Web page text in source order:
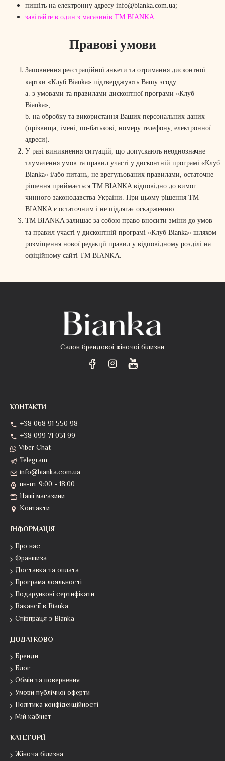
пишіть на електронну адресу info@bianka.com.ua;
завітайте в один з магазинів ТМ BIANKA.
Правові умови
Заповнення реєстраційної анкети та отримання дисконтної
картки «Клуб Bianka» підтверджують Вашу згоду:
a. з умовами та правилами дисконтної програми «Клуб
Bianka»;
b. на обробку та використання Ваших персональних даних
(прізвища, імені, по-батькові, номеру телефону, електронної
адреси).
У разі виникнення ситуацій, що допускають неоднозначне
тлумачення умов та правил участі у дисконтній програмі «Клуб
Bianka» і/або питань, не врегульованих правилами, остаточне
рішення приймається ТМ BIANKA відповідно до вимог
чинного законодавства України. При цьому рішення ТМ
BIANKA є остаточним і не підлягає оскарженню.
ТМ BIANKA залишає за собою право вносити зміни до умов
та правил участі у дисконтній програмі «Клуб Bianka» шляхом
розміщення нової редакції правил у відповідному розділі на
офіційному сайті ТМ BIANKA.
Салон брендовоі жіночоі білизни
КОНТАКТИ
+38 068 91 550 98
+38 099 71 031 99
Viber Chat
Telegram
info@bianka.com.ua
пн-пт 9:00 - 18:00
Наші магазини
Контакти
ІНФОРМАЦІЯ
Про нас
Франшиза
Доставка та оплата
Програма лояльності
Подарункові сертифікати
Вакансії в Bianka
Співпраця з Bianka
ДОДАТКОВО
Бренди
Блог
Обмін та повернення
Умови публічної оферти
Політика конфіденційності
Мій кабінет
КАТЕГОРІЇ
Жіноча білизна